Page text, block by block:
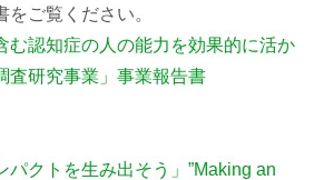
ご覧ください。
む認知症の人の能力を効果的に活か
査研究事業」事業報告書
パクトを生み出そう」”Making an